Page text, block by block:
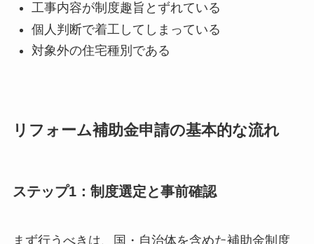
工事内容が制度趣旨とずれている
個人判断で着工してしまっている
対象外の住宅種別である
リフォーム補助金申請の基本的な流れ
ステップ1：制度選定と事前確認
まず行うべきは、国・自治体を含めた補助金制度